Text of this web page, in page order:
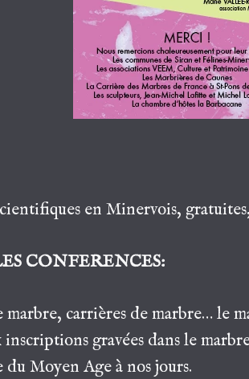
en Minervois,
CONFERENCES:
carrières de marbre… le
gravées dans le
Moyen Age à nos jours.